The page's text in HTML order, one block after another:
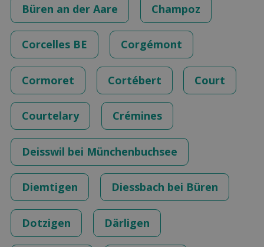
Büren an der Aare Champoz
Corcelles BE Corgémont
Cormoret Cortébert Court
Courtelary Crémines
Deisswil bei Münchenbuchsee
Diemtigen Diessbach bei Büren
Dotzigen Därligen